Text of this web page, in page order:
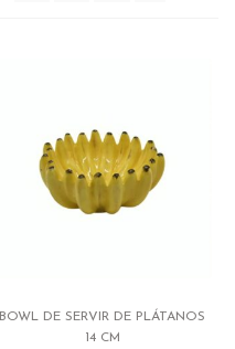
BOWL DE SERVIR DE PLÁTANOS
14 CM